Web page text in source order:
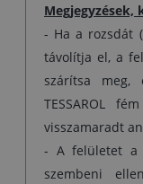
Megjegyzések,
- Ha a rozsdát
távolítja el, a
szárítsa
TESSAROL
visszamaradt
- A felületet a
szembeni